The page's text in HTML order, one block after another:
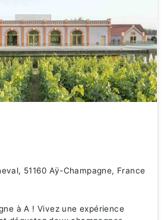
51160 Aÿ-Champagne, France
à A ! Vivez une expérience